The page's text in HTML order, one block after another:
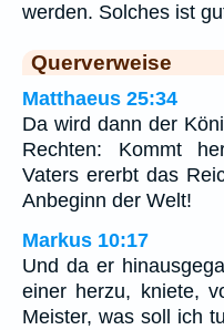
werden. Solches ist
Querverweise
Matthaeus 25:34
Da wird dann der
Rechten: Kommt
Vaters ererbt das
Anbeginn der Welt!
Markus 10:17
Und da er
einer herzu, kniete,
Meister, was soll ich